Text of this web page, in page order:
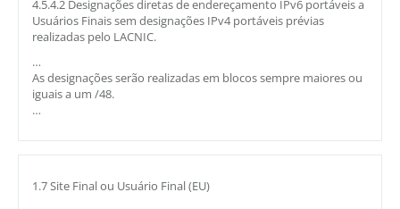
4.5.4.2 Designações diretas de endereçamento IPv6 portáveis a
Usuários Finais sem designações IPv4 portáveis prévias
realizadas pelo LACNIC.
…
As designações serão realizadas em blocos sempre maiores ou
iguais a um /48.
…
1.7 Site Final ou Usuário Final (EU)